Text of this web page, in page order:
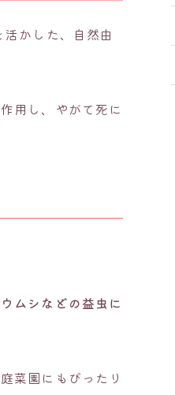
活かした、自然由
用し、やがて死に
ムシなどの益虫に
菜園にもぴったり